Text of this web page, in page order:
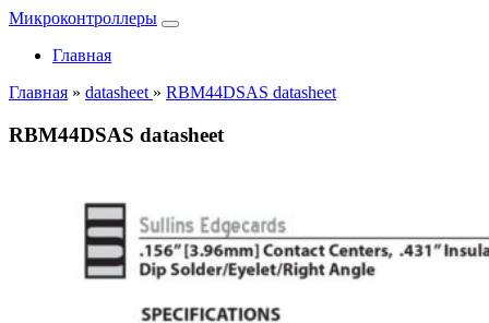
Микроконтроллеры
Главная
Главная » datasheet » RBM44DSAS datasheet
RBM44DSAS datasheet